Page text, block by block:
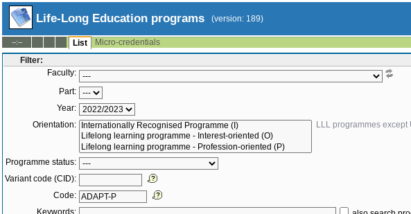
Life-Long Education programs (version: 189)
--:-- List
Micro-credentials
Filter:
Faculty:
Part:
Year:
Orientation:
LLL programmes except
Programme status:
Variant code (CID):
Code:
Keywords: